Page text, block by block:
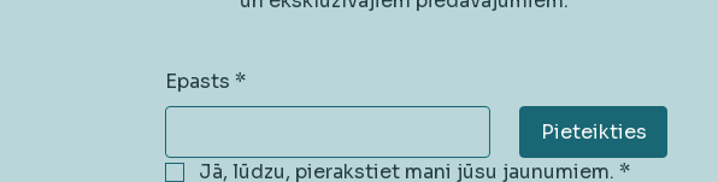
Epasts *
Pieteikties
Jā, lūdzu, pierakstiet mani jūsu jaunumiem. *